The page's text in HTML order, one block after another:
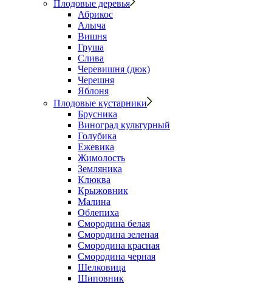
Плодовые деревья
Абрикос
Алыча
Вишня
Груша
Слива
Черевишня (дюк)
Черешня
Яблоня
Плодовые кустарники
Брусника
Виноград культурный
Голубика
Ежевика
Жимолость
Земляника
Клюква
Крыжовник
Малина
Облепиха
Смородина белая
Смородина зеленая
Смородина красная
Смородина черная
Шелковица
Шиповник